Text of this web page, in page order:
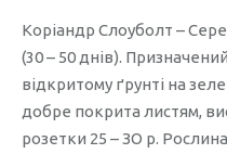
Коріандр Слоуболт –
(30 – 50 днів).
відкритому ґрунті на
добре покрита листям,
розетки 25 – ЗО р.